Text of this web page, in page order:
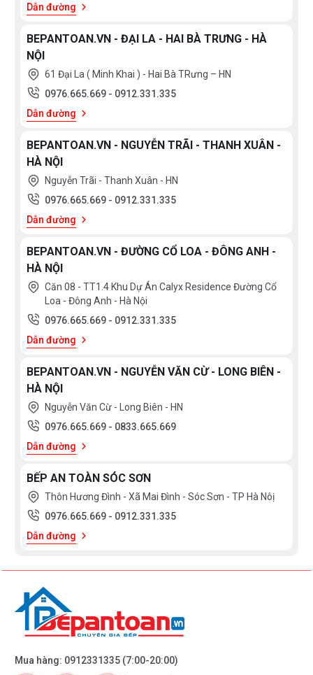
Dẫn đường
BEPANTOAN.VN - ĐẠI LA - HAI BÀ TRƯNG - HÀ
NỘI
61 Đại La ( Minh Khai ) - Hai Bà TRưng – HN
0976.665.669 - 0912.331.335
Dẫn đường
BEPANTOAN.VN - NGUYỄN TRÃI - THANH XUÂN -
HÀ NỘI
Nguyễn Trãi - Thanh Xuân - HN
0976.665.669 - 0912.331.335
Dẫn đường
BEPANTOAN.VN - ĐƯỜNG CỔ LOA - ĐÔNG ANH -
HÀ NỘI
Căn 08 - TT1.4 Khu Dự Án Calyx Residence Đường Cổ
Loa - Đông Anh - Hà Nội
0976.665.669 - 0912.331.335
Dẫn đường
BEPANTOAN.VN - NGUYỄN VĂN CỪ - LONG BIÊN -
HÀ NỘI
Nguyễn Văn Cừ - Long Biên - HN
0976.665.669 - 0833.665.669
Dẫn đường
BẾP AN TOÀN SÓC SƠN
Thôn Hương Đình - Xã Mai Đình - Sóc Sơn - TP Hà Nôị
0976.665.669 - 0912.331.335
Dẫn đường
Mua hàng: 0912331335 (7:00-20:00)